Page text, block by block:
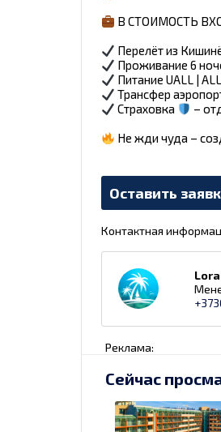
В СТОИМОСТЬ
Перелёт из
Проживание 6
Питание UALL | ALL
Трансфер
Страховка
–
Не жди чуда –
Оставить
Контактная
Реклама:
Сейчас